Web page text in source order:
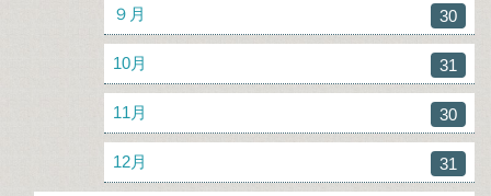
９月 30
10月 31
11月 30
12月 31